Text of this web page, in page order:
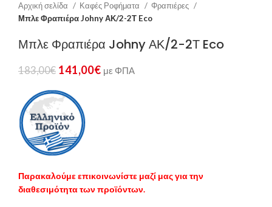
Αρχική σελίδα Καφές Ροφήματα
Φραπιέρες
Μπλε Φραπιέρα Johny ΑΚ/2-2Τ Eco
Μπλε Φραπιέρα Johny ΑΚ/2-2Τ Eco
183,00€ 141,00€ με ΦΠΑ
Παρακαλούμε επικοινωνίστε μαζί μας για την
διαθεσιμότητα των προϊόντων.